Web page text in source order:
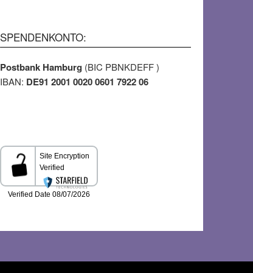
SPENDENKONTO:
Postbank Hamburg (BIC PBNKDEFF )
IBAN: DE91 2001 0020 0601 7922 06